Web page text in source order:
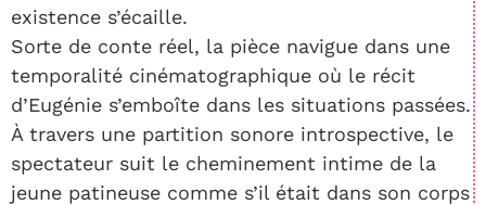
existence s’écaille.
Sorte de conte réel, la pièce navigue dans une
temporalité cinématographique où le récit
d’Eugénie s’emboîte dans les situations passées.
À travers une partition sonore introspective, le
spectateur suit le cheminement intime de la
jeune patineuse comme s’il était dans son corps